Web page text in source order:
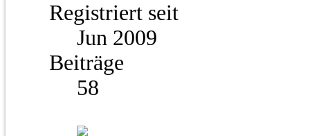
Registriert seit
Jun 2009
Beiträge
58